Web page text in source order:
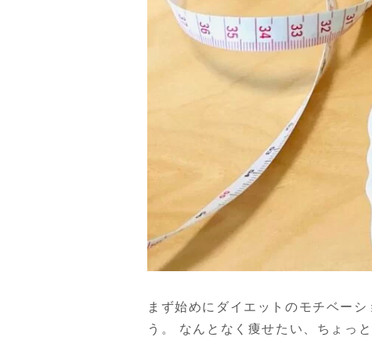
まず始めにダイエットのモチベー
う。 なんとなく痩せたい、ちょっ